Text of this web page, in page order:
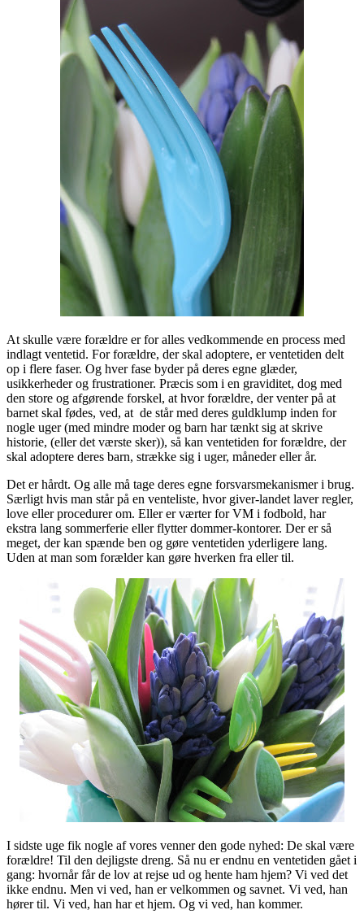
At skulle være forældre er for alles vedkommende en process med
indlagt ventetid. For forældre, der skal adoptere, er ventetiden delt
op i flere faser. Og hver fase byder på deres egne glæder,
usikkerheder og frustrationer. Præcis som i en graviditet, dog med
den store og afgørende forskel, at hvor forældre, der venter på at
barnet skal fødes, ved, at de står med deres guldklump inden for
nogle uger (med mindre moder og barn har tænkt sig at skrive
historie, (eller det værste sker)), så kan ventetiden for forældre, der
skal adoptere deres barn, strække sig i uger, måneder eller år.
Det er hårdt. Og alle må tage deres egne forsvarsmekanismer i brug.
Særligt hvis man står på en venteliste, hvor giver-landet laver regler,
love eller procedurer om. Eller er værter for VM i fodbold, har
ekstra lang sommerferie eller flytter dommer-kontorer. Der er så
meget, der kan spænde ben og gøre ventetiden yderligere lang.
Uden at man som forælder kan gøre hverken fra eller til.
I sidste uge fik nogle af vores venner den gode nyhed: De skal være
forældre! Til den dejligste dreng. Så nu er endnu en ventetiden gået i
gang: hvornår får de lov at rejse ud og hente ham hjem? Vi ved det
ikke endnu. Men vi ved, han er velkommen og savnet. Vi ved, han
hører til. Vi ved, han har et hjem. Og vi ved, han kommer.